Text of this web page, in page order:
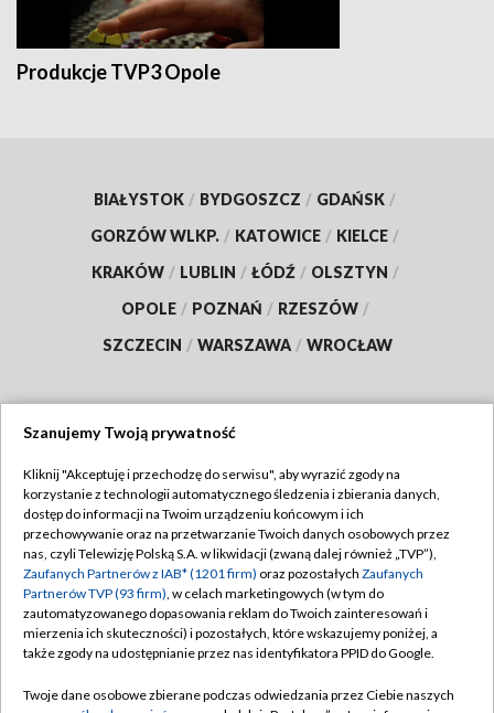
Produkcje TVP3 Opole
BIAŁYSTOK / BYDGOSZCZ / GDAŃSK /
GORZÓW WLKP. / KATOWICE / KIELCE /
KRAKÓW / LUBLIN / ŁÓDŹ / OLSZTYN /
OPOLE / POZNAŃ / RZESZÓW /
SZCZECIN / WARSZAWA / WROCŁAW
TVP
Abonament TVP
Emisja w TVP
Centrum informacji TVP
Naziemna Telewizja Cyfrowa
Regulamin TVP
Polityka prywatności
Moje zgody
Pomoc
Szanujemy Twoją prywatność
Kliknij "Akceptuję i przechodzę do serwisu", aby wyrazić zgody na
korzystanie z technologii automatycznego śledzenia i zbierania danych,
dostęp do informacji na Twoim urządzeniu końcowym i ich
przechowywanie oraz na przetwarzanie Twoich danych osobowych przez
nas, czyli Telewizję Polską S.A. w likwidacji (zwaną dalej również „TVP”),
Zaufanych Partnerów z IAB* (1201 firm) oraz pozostałych Zaufanych
Partnerów TVP (93 firm), w celach marketingowych (w tym do
zautomatyzowanego dopasowania reklam do Twoich zainteresowań i
mierzenia ich skuteczności) i pozostałych, które wskazujemy poniżej, a
także zgody na udostępnianie przez nas identyfikatora PPID do Google.
Twoje dane osobowe zbierane podczas odwiedzania przez Ciebie naszych